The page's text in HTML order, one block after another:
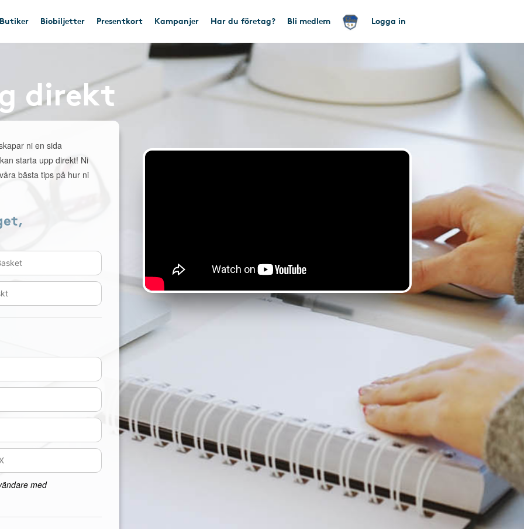
Butiker Biobiljetter Presentkort Kampanjer Har du företag? Bli medlem Logga in
direkt
ni en sida
starta upp direkt! Ni
bästa tips på hur ni
med